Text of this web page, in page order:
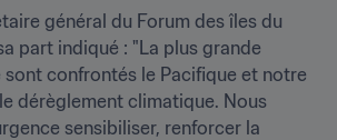
général du Forum des îles du
part indiqué : "La plus grande
sont confrontés le Pacifique et notre
dérèglement climatique. Nous
sensibiliser, renforcer la